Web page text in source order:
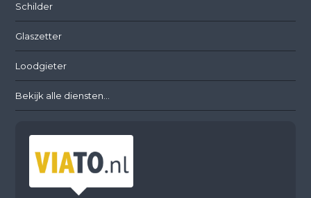
Schilder
Glaszetter
Loodgieter
Bekijk alle diensten...